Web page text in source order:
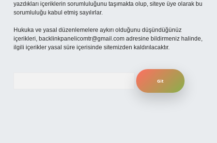
yazdıkları içeriklerin sorumluluğunu taşımakta olup, siteye üye olarak bu
sorumluluğu kabul etmiş sayılırlar.
Hukuka ve yasal düzenlemelere aykırı olduğunu düşündüğünüz
içerikleri, backlinkpanelicomtr@gmail.com adresine bildirmeniz halinde,
ilgili içerikler yasal süre içerisinde sitemizden kaldırılacaktır.